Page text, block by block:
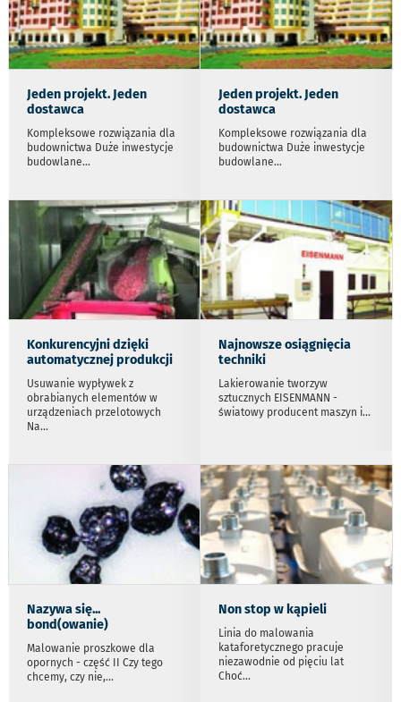
Jeden projekt. Jeden
dostawca
Kompleksowe rozwiązania dla
budownictwa Duże inwestycje
budowlane...
Jeden projekt. Jeden
dostawca
Kompleksowe rozwiązania dla
budownictwa Duże inwestycje
budowlane...
Konkurencyjni dzięki
automatycznej produkcji
Usuwanie wypływek z
obrabianych elementów w
urządzeniach przelotowych
Na...
Najnowsze osiągnięcia
techniki
Lakierowanie tworzyw
sztucznych EISENMANN -
światowy producent maszyn i...
Nazywa się...
bond(owanie)
Malowanie proszkowe dla
opornych - część II Czy tego
chcemy, czy nie,...
Non stop w kąpieli
Linia do malowania
kataforetycznego pracuje
niezawodnie od pięciu lat
Choć...